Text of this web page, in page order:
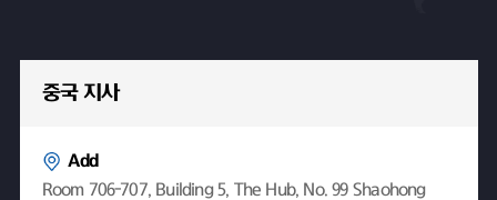
중국 지사
Add
Room 706-707, Building 5, The Hub, No. 99 Shaohong